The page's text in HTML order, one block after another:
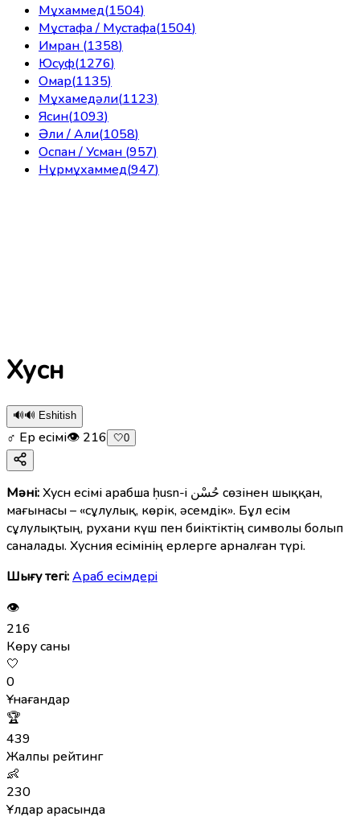
Мұхаммед(1504)
Мұстафа / Мустафа(1504)
Имран (1358)
Юсуф(1276)
Омар(1135)
Мұхамедәли(1123)
Ясин(1093)
Әли / Али(1058)
Оспан / Усман (957)
Нұрмұхаммед(947)
Хусн
🔊🔊 Eshitish
♂ Ер есімі👁 216 🤍0
Мәні:Хусн есімі арабша ḥusn-i حُسْن сөзінен шыққан,
мағынасы – «сұлулық, көрік, әсемдік». Бұл есім
сұлулықтың, рухани күш пен биіктіктің символы болып
саналады. Хусния есімінің ерлерге арналған түрі.
Шығу тегі:Араб есімдерi
👁
216
Көру саны
🤍
0
Ұнағандар
🏆
439
Жалпы рейтинг
👶
230
Ұлдар арасында